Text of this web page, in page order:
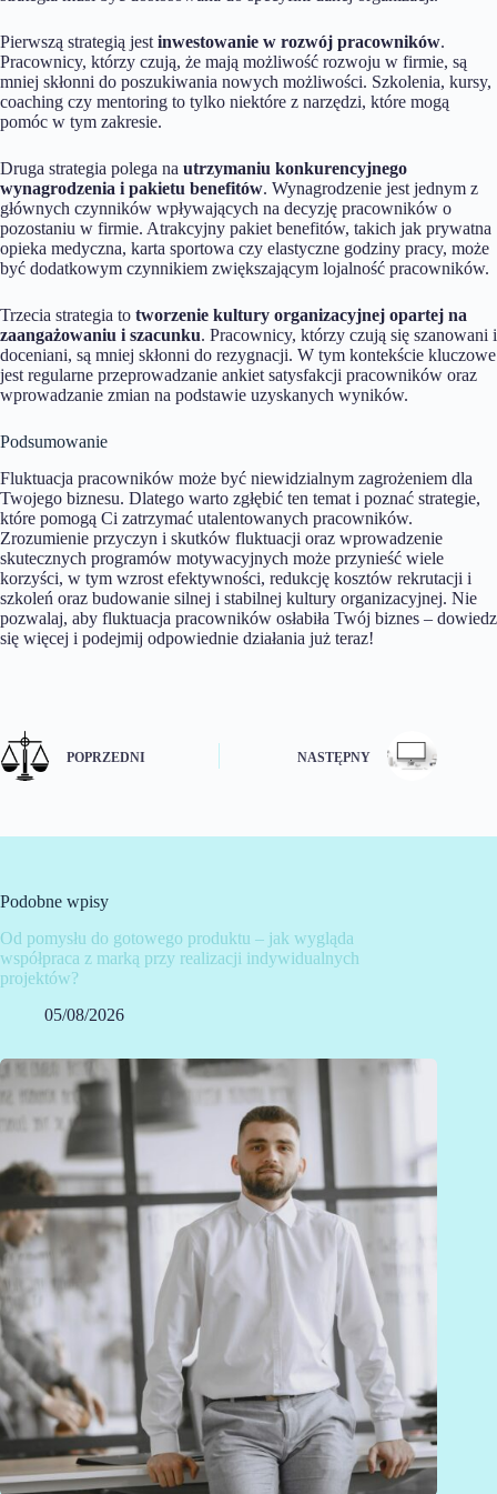
Pierwszą strategią jest inwestowanie w rozwój pracowników.
Pracownicy, którzy czują, że mają możliwość rozwoju w firmie, są
mniej skłonni do poszukiwania nowych możliwości. Szkolenia, kursy,
coaching czy mentoring to tylko niektóre z narzędzi, które mogą
pomóc w tym zakresie.
Druga strategia polega na utrzymaniu konkurencyjnego
wynagrodzenia i pakietu benefitów. Wynagrodzenie jest jednym z
głównych czynników wpływających na decyzję pracowników o
pozostaniu w firmie. Atrakcyjny pakiet benefitów, takich jak prywatna
opieka medyczna, karta sportowa czy elastyczne godziny pracy, może
być dodatkowym czynnikiem zwiększającym lojalność pracowników.
Trzecia strategia to tworzenie kultury organizacyjnej opartej na
zaangażowaniu i szacunku. Pracownicy, którzy czują się szanowani i
doceniani, są mniej skłonni do rezygnacji. W tym kontekście kluczowe
jest regularne przeprowadzanie ankiet satysfakcji pracowników oraz
wprowadzanie zmian na podstawie uzyskanych wyników.
Podsumowanie
Fluktuacja pracowników może być niewidzialnym zagrożeniem dla
Twojego biznesu. Dlatego warto zgłębić ten temat i poznać strategie,
które pomogą Ci zatrzymać utalentowanych pracowników.
Zrozumienie przyczyn i skutków fluktuacji oraz wprowadzenie
skutecznych programów motywacyjnych może przynieść wiele
korzyści, w tym wzrost efektywności, redukcję kosztów rekrutacji i
szkoleń oraz budowanie silnej i stabilnej kultury organizacyjnej. Nie
pozwalaj, aby fluktuacja pracowników osłabiła Twój biznes – dowiedz
się więcej i podejmij odpowiednie działania już teraz!
POPRZEDNI NASTĘPNY
Podobne wpisy
Od pomysłu do gotowego produktu – jak wygląda
współpraca z marką przy realizacji indywidualnych
projektów?
05/08/2026